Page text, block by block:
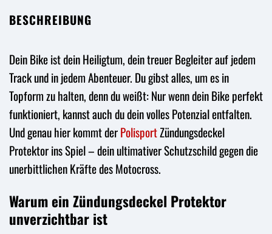
BESCHREIBUNG
Dein Bike ist dein Heiligtum, dein treuer Begleiter auf jedem
Track und in jedem Abenteuer. Du gibst alles, um es in
Topform zu halten, denn du weißt: Nur wenn dein Bike perfekt
funktioniert, kannst auch du dein volles Potenzial entfalten.
Und genau hier kommt derPolisportZündungsdeckel
Protektor ins Spiel – dein ultimativer Schutzschild gegen die
unerbittlichen Kräfte des Motocross.
Warum ein Zündungsdeckel Protektor
unverzichtbar ist